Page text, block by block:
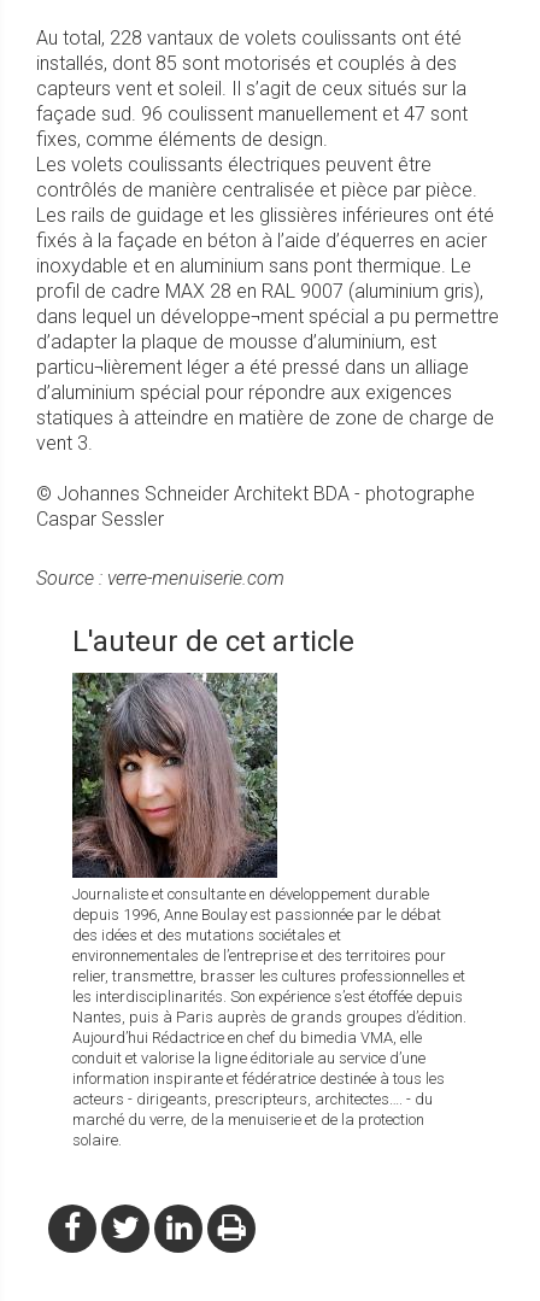
Au total, 228 vantaux de volets coulissants ont été
installés, dont 85 sont motorisés et couplés à des
capteurs vent et soleil. Il s’agit de ceux situés sur la
façade sud. 96 coulissent manuellement et 47 sont
fixes, comme éléments de design.
Les volets coulissants électriques peuvent être
contrôlés de manière centralisée et pièce par pièce.
Les rails de guidage et les glissières inférieures ont été
fixés à la façade en béton à l’aide d’équerres en acier
inoxydable et en aluminium sans pont thermique. Le
profil de cadre MAX 28 en RAL 9007 (aluminium gris),
dans lequel un développe¬ment spécial a pu permettre
d’adapter la plaque de mousse d’aluminium, est
particu¬lièrement léger a été pressé dans un alliage
d’aluminium spécial pour répondre aux exigences
statiques à atteindre en matière de zone de charge de
vent 3.
© Johannes Schneider Architekt BDA - photographe
Caspar Sessler
Source : verre-menuiserie.com
L'auteur de cet article
Journaliste et consultante en développement durable
depuis 1996, Anne Boulay est passionnée par le débat
des idées et des mutations sociétales et
environnementales de l’entreprise et des territoires pour
relier, transmettre, brasser les cultures professionnelles et
les interdisciplinarités. Son expérience s’est étoffée depuis
Nantes, puis à Paris auprès de grands groupes d’édition.
Aujourd’hui Rédactrice en chef du bimedia VMA, elle
conduit et valorise la ligne éditoriale au service d’une
information inspirante et fédératrice destinée à tous les
acteurs - dirigeants, prescripteurs, architectes…. - du
marché du verre, de la menuiserie et de la protection
solaire.